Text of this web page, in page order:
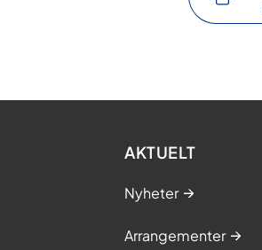
AKTUELT
Nyheter
Arrangementer